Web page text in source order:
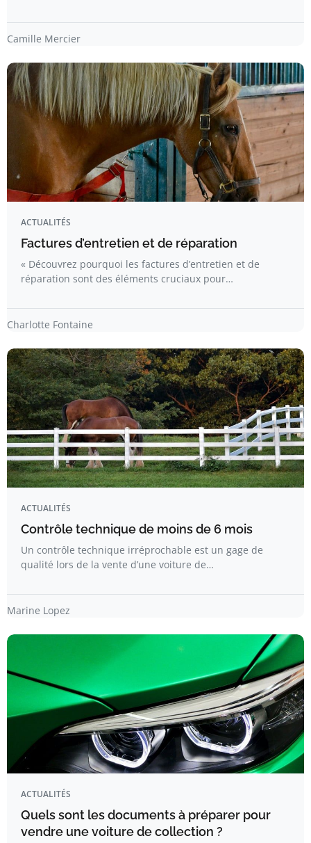
Camille Mercier
ACTUALITÉS
Factures d’entretien et de réparation
« Découvrez pourquoi les factures d’entretien et de
réparation sont des éléments cruciaux pour…
Charlotte Fontaine
ACTUALITÉS
Contrôle technique de moins de 6 mois
Un contrôle technique irréprochable est un gage de
qualité lors de la vente d’une voiture de…
Marine Lopez
ACTUALITÉS
Quels sont les documents à préparer pour
vendre une voiture de collection ?